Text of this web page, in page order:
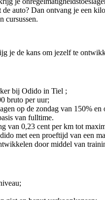
auto? Dan ontvang je een
cursussen.
je de kans om jezelf te
bij Odido in Tiel ;
bruto per uur;
op de zondag van 150%
van fulltime.
van 0,23 cent per km tot
met een proeftijd van een
door middel van